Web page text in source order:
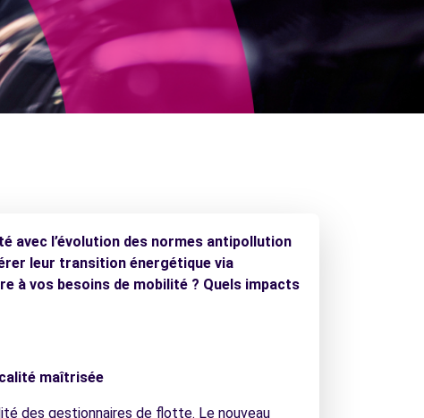
avec l’évolution des normes antipollution
leur transition énergétique via
à vos besoins de mobilité ? Quels impacts
maîtrisée
des gestionnaires de flotte. Le nouveau